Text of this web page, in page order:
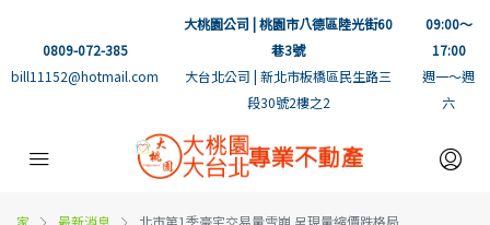
0809-072-385
bill11152@hotmail.com
大桃園公司 | 桃園市八德區陸光街60
巷3號
大台北公司 | 新北市板橋區民生路三
段30號2樓之2
09:00～
17:00
週一～週
六
家 最新消息 北市第1季豪宅交易量雪崩 呈現量縮價跌格局